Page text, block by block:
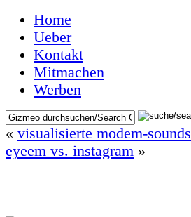
Home
Ueber
Kontakt
Mitmachen
Werben
« visualisierte modem-sounds
eyeem vs. instagram »